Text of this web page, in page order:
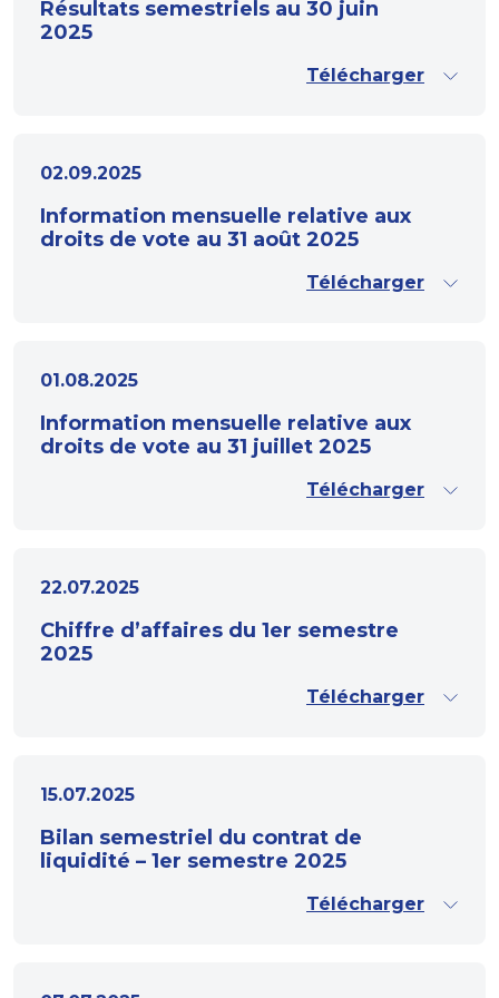
Résultats semestriels au 30 juin
2025
Télécharger
02.09.2025
Information mensuelle relative aux
droits de vote au 31 août 2025
Télécharger
01.08.2025
Information mensuelle relative aux
droits de vote au 31 juillet 2025
Télécharger
22.07.2025
Chiffre d’affaires du 1er semestre
2025
Télécharger
15.07.2025
Bilan semestriel du contrat de
liquidité – 1er semestre 2025
Télécharger